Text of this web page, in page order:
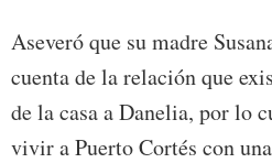
Aseveró que su madre
cuenta de la relación que
de la casa a Danelia, por lo
vivir a Puerto Cortés con